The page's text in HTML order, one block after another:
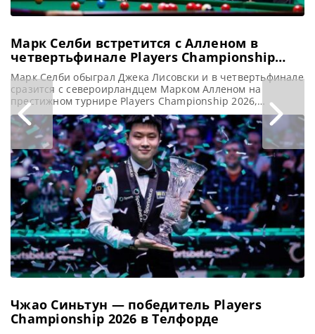
Марк Селби встретится с Алленом в
четвертьфинале Players Championship
2026
Марк Селби обыграл Джека Лисовски и в четвертьфинале
сразится с североирландцем Марком Алленом на
престижном турнире Players Championship 2026,
сообщает WST На турнире Players Championship 2026 в
Телфорде Марк Селби одержал победу над Джеком
Лисовски со счетом 6-3. Шутник из Лестера вышел в
четвертьфинал, где встретится с Марком Алленом. Селби
находится в превосходной форме, защитив
Чжао Синьтун — победитель Players
Championship 2026 в Телфорде